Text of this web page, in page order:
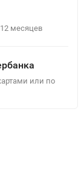
месяцев
или по